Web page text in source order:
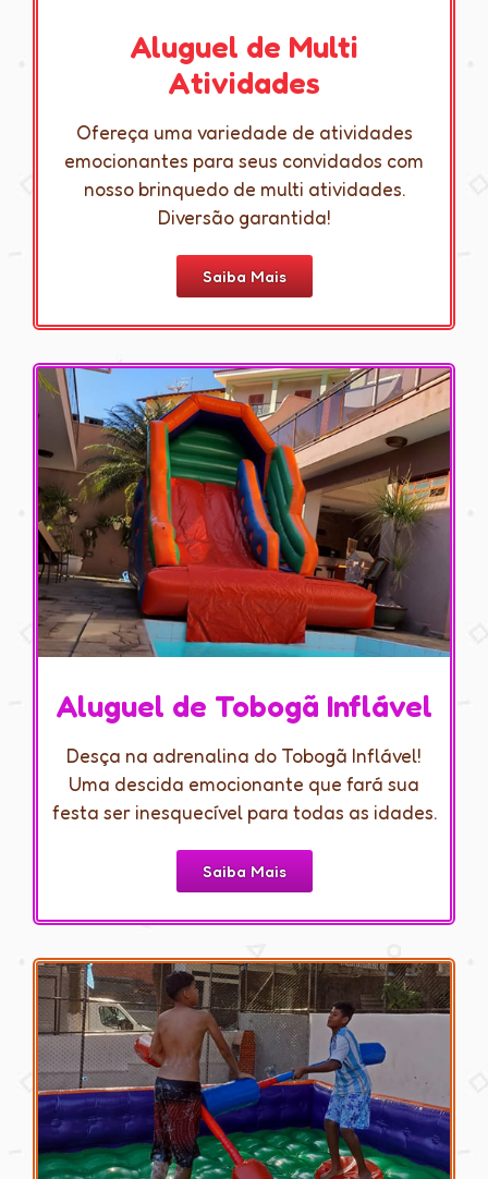
Aluguel de Multi
Atividades
Ofereça uma variedade de atividades
emocionantes para seus convidados com
nosso brinquedo de multi atividades.
Diversão garantida!
Saiba Mais
Aluguel de Tobogã Inflável
Desça na adrenalina do Tobogã Inflável!
Uma descida emocionante que fará sua
festa ser inesquecível para todas as idades.
Saiba Mais